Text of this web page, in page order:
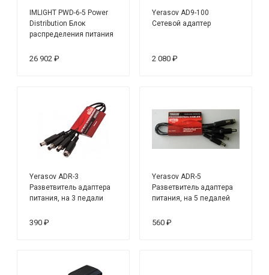
IMLIGHT PWD-6-5 Power
Distribution Блок
распределения питания
26 902 ₽
Yerasov AD9-100
Сетевой адаптер
2 080 ₽
Yerasov ADR-3
Разветвитель адаптера
питания, на 3 педали
390 ₽
Yerasov ADR-5
Разветвитель адаптера
питания, на 5 педалей
560 ₽